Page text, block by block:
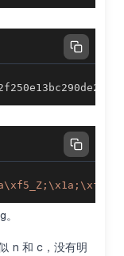
n 和 c ，没有明